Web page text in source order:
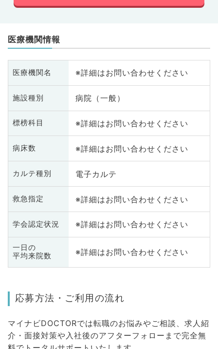
医療機関情報
医療機関名 ※詳細はお問い合わせください
施設種別 病院（一般）
標榜科目 ※詳細はお問い合わせください
病床数 ※詳細はお問い合わせください
カルテ種別 電子カルテ
救急指定 ※詳細はお問い合わせください
学会認定状況 ※詳細はお問い合わせください
一日の
平均来院数
※詳細はお問い合わせください
応募方法・ご利用の流れ
マイナビDOCTORでは転職のお悩みやご相談、求人紹
介・面接対策や入社後のアフターフォローまで完全無